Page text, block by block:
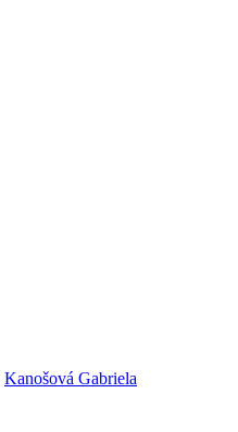
Kanošová Gabriela